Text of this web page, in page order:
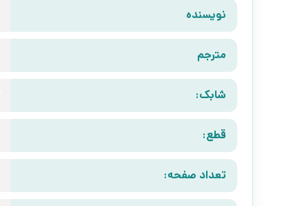
نویسنده
مترجم
شابک:
قطع:
تعداد صفحه: